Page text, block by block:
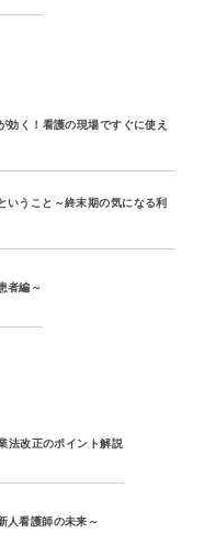
く！看護の現場ですぐに使え
うこと～終末期の気になる利
者編～
法改正のポイント解説
人看護師の未来～